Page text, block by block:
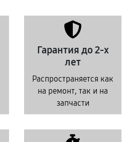
Гарантия до 2-х
лет
Распространяется как
на ремонт, так и на
запчасти